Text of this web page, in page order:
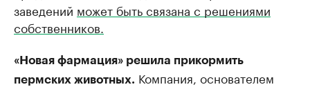
заведений может быть связана с решениями
собственников.
«Новая фармация» решила прикормить
пермских животных. Компания, основателем